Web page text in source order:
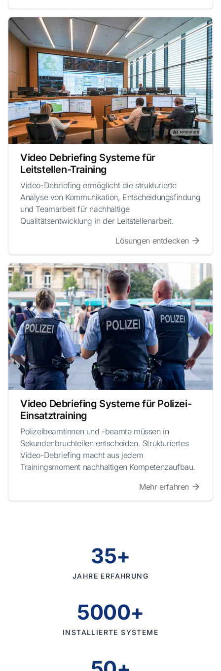
Video Debriefing Systeme für
Leitstellen-Training
Video-Debriefing ermöglicht die strukturierte
Analyse von Kommunikation, Entscheidungsfindung
und Teamarbeit für nachhaltige
Qualitätsentwicklung in der Leitstellenarbeit.
Lösungen entdecken
Video Debriefing Systeme für Polizei-
Einsatztraining
Polizeibeamtinnen und -beamte müssen in
Sekundenbruchteilen entscheiden. Strukturiertes
Video-Debriefing macht aus jedem
Trainingsmoment nachhaltigen Kompetenzaufbau.
Mehr erfahren
35+
JAHRE ERFAHRUNG
5000+
INSTALLIERTE SYSTEME